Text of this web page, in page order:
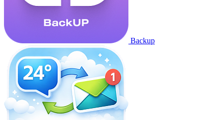
Backup